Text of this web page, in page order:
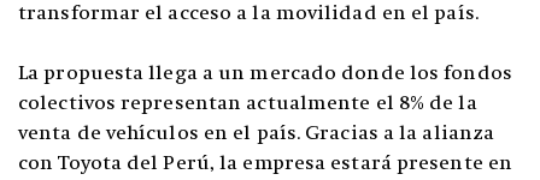
transformar el acceso a la movilidad en el país.
La propuesta llega a un mercado donde los fondos
colectivos representan actualmente el 8% de la
venta de vehículos en el país. Gracias a la alianza
con Toyota del Perú, la empresa estará presente en